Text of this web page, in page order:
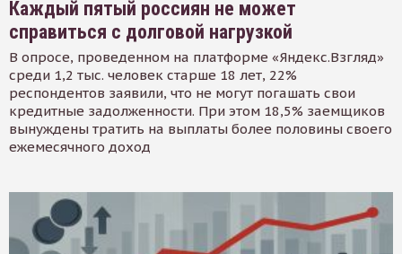
Каждый пятый россиян не может
справиться с долговой нагрузкой
В опросе, проведенном на платформе «Яндекс.Взгляд»
среди 1,2 тыс. человек старше 18 лет, 22%
респондентов заявили, что не могут погашать свои
кредитные задолженности. При этом 18,5% заемщиков
вынуждены тратить на выплаты более половины своего
ежемесячного доход